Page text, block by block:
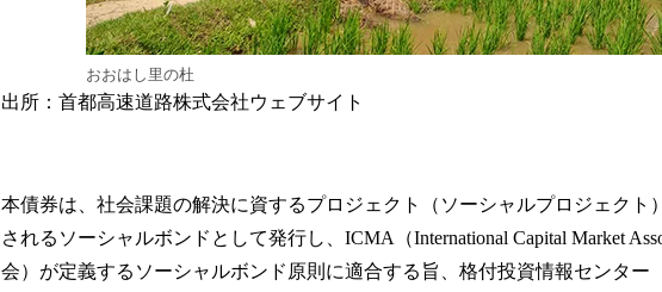
おおはし里の杜
出所：首都高速道路株式会社ウェブサイト
本債券は、社会課題の解決に資するプロジェクト（ソーシャルプロジェクト
されるソーシャルボンドとして発行し、ICMA（International Capital Market
会）が定義するソーシャルボンド原則に適合する旨、格付投資情報センター